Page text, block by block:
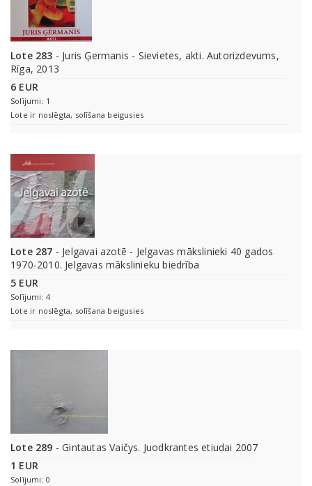
Lote 283 - Juris Ģermanis - Sievietes, akti. Autorizdevums,
Rīga, 2013
6 EUR
Solījumi: 1
Lote ir noslēgta, solīšana beigusies
Lote 287 - Jelgavai azotē - Jelgavas mākslinieki 40 gados
1970-2010. Jelgavas mākslinieku biedrība
5 EUR
Solījumi: 4
Lote ir noslēgta, solīšana beigusies
Lote 289 - Gintautas Vaičys. Juodkrantes etiudai 2007
1 EUR
Solījumi: 0